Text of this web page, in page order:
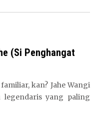
(Si Penghangat
kan? Jahe Wangi
legendaris yang paling